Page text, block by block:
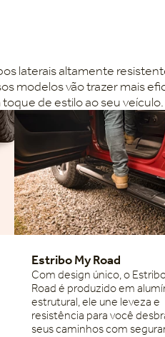
laterais altamente
modelos vão trazer mais
de estilo ao seu veículo.
Estribo My Road
Com design único, o
Road é produzido em
estrutural, ele une leveza e
resistência para você
seus caminhos com